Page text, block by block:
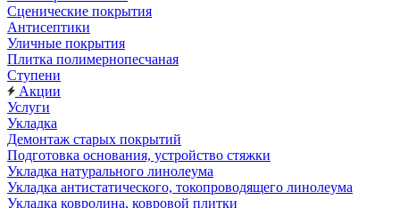
Сценические покрытия
Антисептики
Уличные покрытия
Плитка полимернопесчаная
Ступени
Акции
Услуги
Укладка
Демонтаж старых покрытий
Подготовка основания, устройство стяжки
Укладка натурального линолеума
Укладка антистатического, токопроводящего линолеума
Укладка ковролина, ковровой плитки